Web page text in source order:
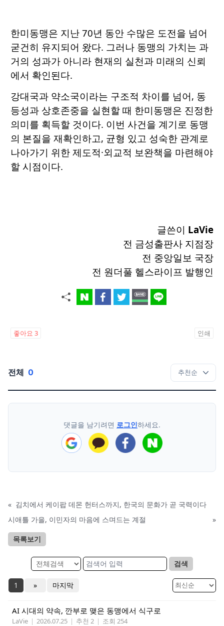
한미동맹은 지난 70년 동안 수많은 도전을 넘어
굳건히 유지되어 왔다. 그러나 동맹의 가치는 과
거의 성과가 아니라 현재의 실천과 미래의 신뢰
에서 확인된다.
강대국과 약소국이라는 구조적 차이를 넘어, 동
등성과 상호존중을 실현할 때 한미동맹은 진정한
의미를 획득할 것이다. 이번 사건을 계기로 동맹
의 본질을 재확인하고, 균형 있고 성숙한 관계로
나아가기 위한 제도적·외교적 보완책을 마련해야
할 시점이다.
글쓴이 LaVie
전 금성출판사 지점장
전 중앙일보 국장
전 원더풀 헬스라이프 발행인
좋아요 3 인쇄
전체 0
댓글을 남기려면 로그인하세요.
« 김치에서 케이팝 데몬 헌터스까지, 한국의 문화가 곧 국력이다
시애틀 가을, 이민자의 마음에 스며드는 계절
»
목록보기
검색
1 » 마지막
AI 시대의 약속, 깐부로 맺은 동맹에서 식구로
LaVie | 2026.07.25 | 추천 2 | 조회 254